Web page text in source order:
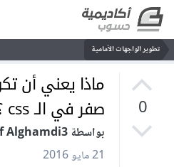
تطوير الواجهات الأمامية
0
صفر في الـ css ؟
بواسطة Naif Alghamdi3
21 مايو 2016